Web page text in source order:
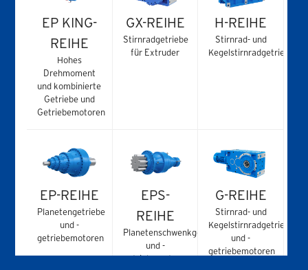
EP KING-
REIHE
Hohes
Drehmoment
und kombinierte
Getriebe und
Getriebemotoren
GX-REIHE
Stirnradgetriebe
für Extruder
H-REIHE
Stirnrad- und
Kegelstirnradgetriebe
EP-REIHE
Planetengetriebe
und -
getriebemotoren
EPS-
REIHE
Planetenschwenkgetriebe
und -
getriebemotoren
G-REIHE
Stirnrad- und
Kegelstirnradgetriebe
und -
getriebemotoren